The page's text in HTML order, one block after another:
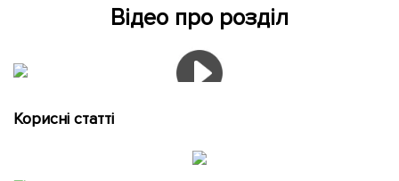
Відео про розділ
Корисні статті